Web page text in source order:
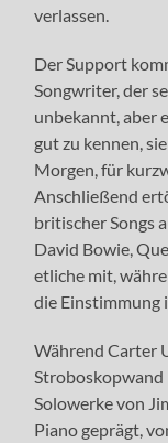
verlassen.
Der Support
Songwriter, der
unbekannt, aber
gut zu kennen,
Morgen, für
Anschließend
britischer Songs
David Bowie,
etliche mit,
die Einstimmung
Während Carter
Solowerke von
Piano geprägt,